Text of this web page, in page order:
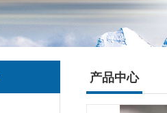
产品中心